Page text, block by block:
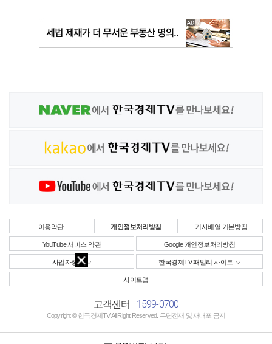
이용약관 개인정보처리방침 기사배열 기본방침
YouTube 서비스 약관 Google 개인정보처리방침
사업자정보 한국경제TV 패밀리 사이트
사이트맵
고객센터 1599-0700
Copyright © 한국경제TV All Right Reserved. 무단전재 및 재배포 금지